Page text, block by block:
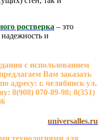
ростверка – это
надежность и
с использованием
Вам заказать
адресу: г. челябинск ул.
8(908) 070-89-98; 8(351)
universalles.ru
технологиями для